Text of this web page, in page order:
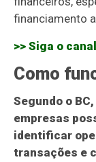
financiamento
>> Siga o
Como
Segundo o
empresas
identificar
transações e